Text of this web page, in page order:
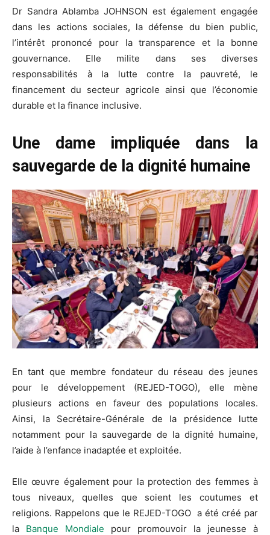
Dr Sandra Ablamba JOHNSON est également engagée
dans les actions sociales, la défense du bien public,
l’intérêt prononcé pour la transparence et la bonne
gouvernance. Elle milite dans ses diverses
responsabilités à la lutte contre la pauvreté, le
financement du secteur agricole ainsi que l’économie
durable et la finance inclusive.
Une dame impliquée dans la
sauvegarde de la dignité humaine
En tant que membre fondateur du réseau des jeunes
pour le développement (REJED-TOGO), elle mène
plusieurs actions en faveur des populations locales.
Ainsi, la Secrétaire-Générale de la présidence lutte
notamment pour la sauvegarde de la dignité humaine,
l’aide à l’enfance inadaptée et exploitée.
Elle œuvre également pour la protection des femmes à
tous niveaux, quelles que soient les coutumes et
religions. Rappelons que le REJED-TOGO a été créé par
la Banque Mondiale pour promouvoir la jeunesse à